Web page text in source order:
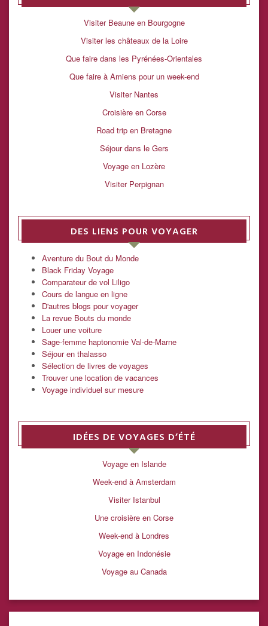
Visiter Beaune en Bourgogne
Visiter les châteaux de la Loire
Que faire dans les Pyrénées-Orientales
Que faire à Amiens pour un week-end
Visiter Nantes
Croisière en Corse
Road trip en Bretagne
Séjour dans le Gers
Voyage en Lozère
Visiter Perpignan
DES LIENS POUR VOYAGER
Aventure du Bout du Monde
Black Friday Voyage
Comparateur de vol Liligo
Cours de langue en ligne
D'autres blogs pour voyager
La revue Bouts du monde
Louer une voiture
Sage-femme haptonomie Val-de-Marne
Séjour en thalasso
Sélection de livres de voyages
Trouver une location de vacances
Voyage individuel sur mesure
IDÉES DE VOYAGES D’ÉTÉ
Voyage en Islande
Week-end à Amsterdam
Visiter Istanbul
Une croisière en Corse
Week-end à Londres
Voyage en Indonésie
Voyage au Canada